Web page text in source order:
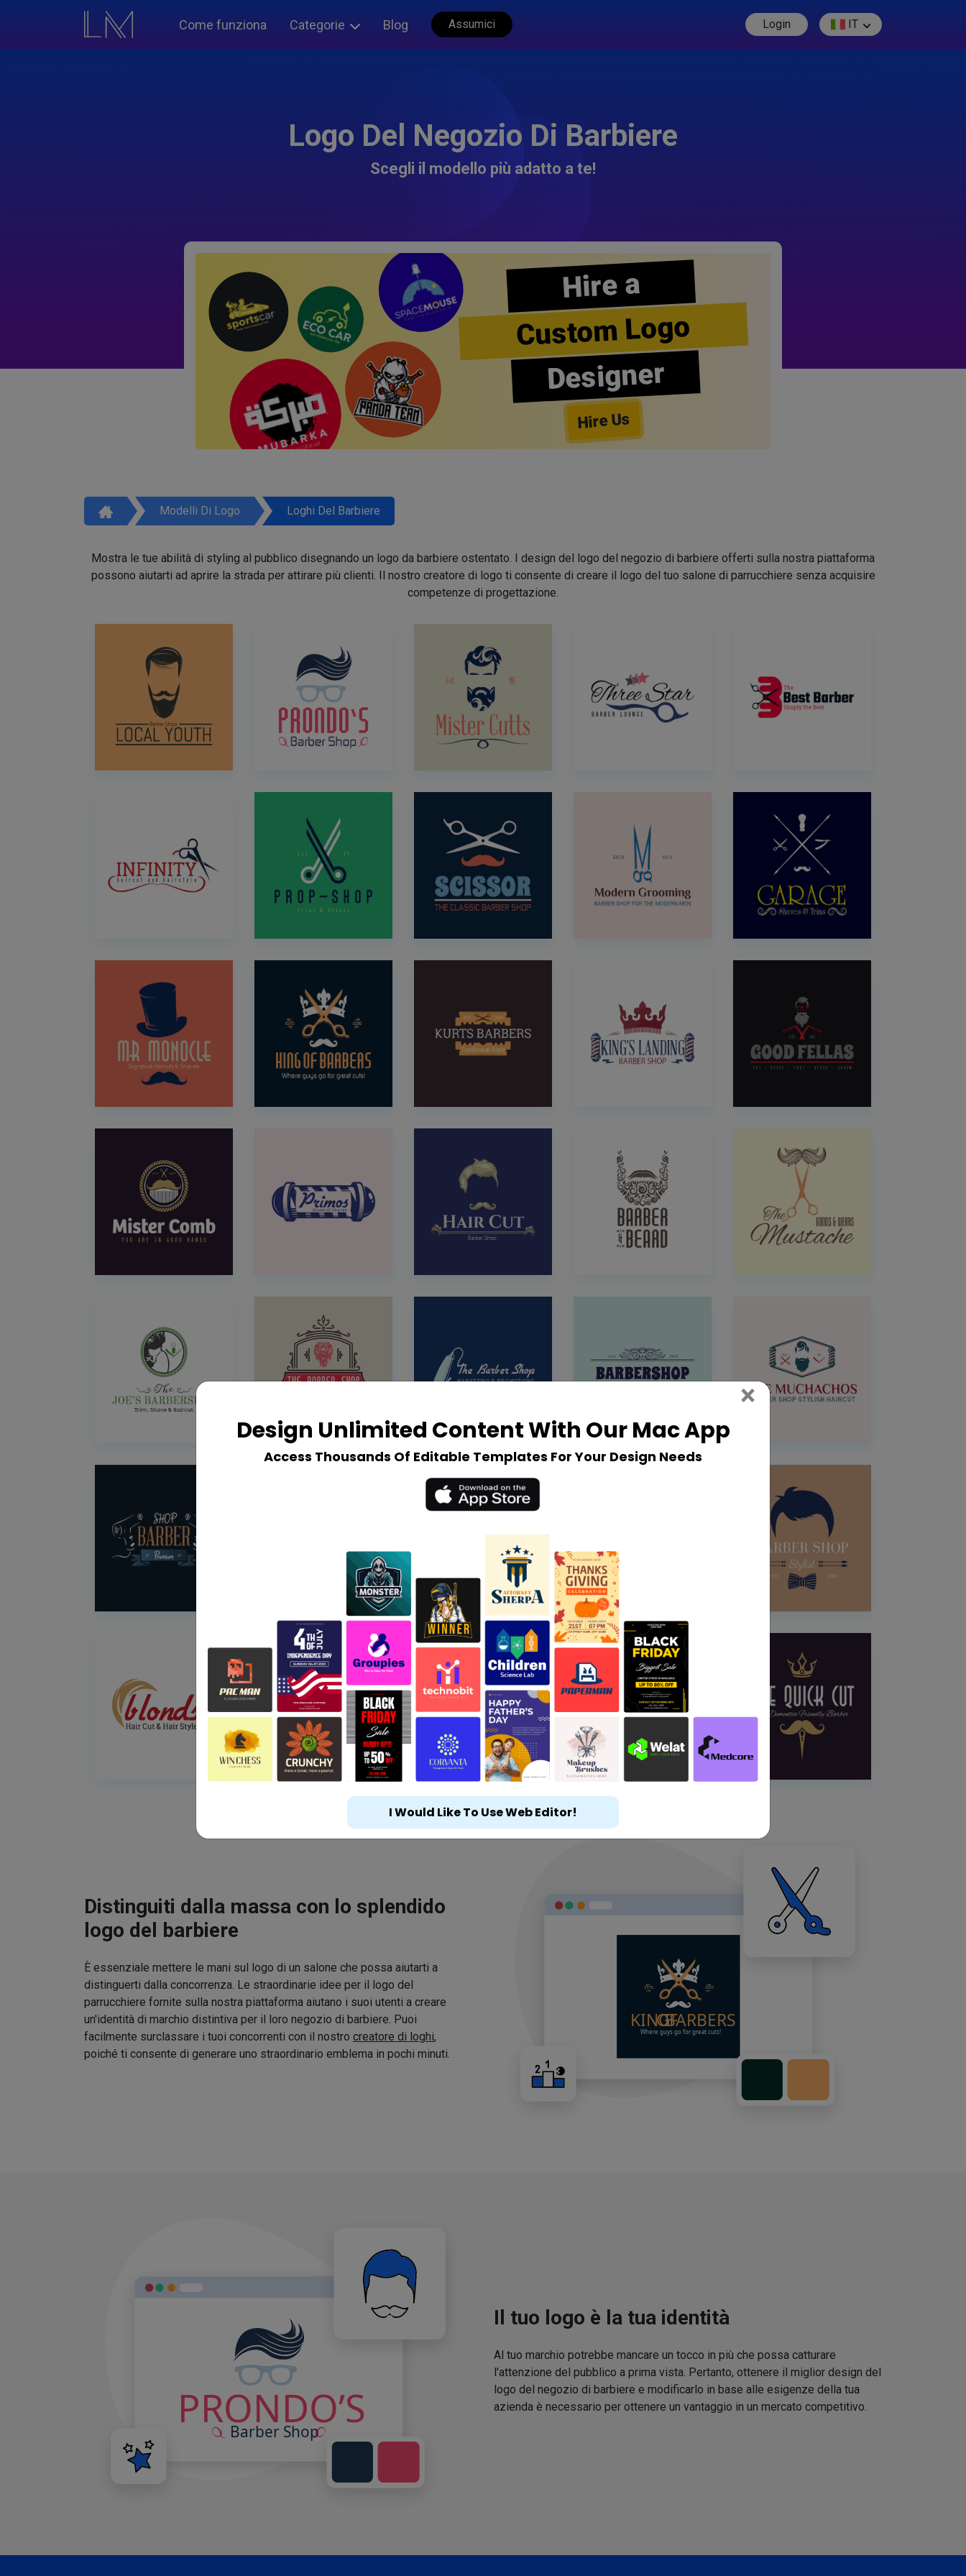
Come funziona Categorie Blog Assumici Login IT
Logo Del Negozio Di Barbiere
Scegli il modello più adatto a te!
Hire a
Custom Logo
Designer
Hire Us
Modelli Di Logo Loghi Del Barbiere
Mostra le tue abilità di styling al pubblico disegnando un logo da barbiere ostentato. I design del logo del negozio di barbiere offerti sulla nostra piattaforma
possono aiutarti ad aprire la strada per attirare più clienti. Il nostro creatore di logo ti consente di creare il logo del tuo salone di parrucchiere senza acquisire
competenze di progettazione.
Distinguiti dalla massa con lo splendido
logo del barbiere
È essenziale mettere le mani sul logo di un salone che possa aiutarti a
distinguerti dalla concorrenza. Le straordinarie idee per il logo del
parrucchiere fornite sulla nostra piattaforma aiutano i suoi utenti a creare
un'identità di marchio distintiva per il loro negozio di barbiere. Puoi
facilmente surclassare i tuoi concorrenti con il nostro creatore di loghi,
poiché ti consente di generare uno straordinario emblema in pochi minuti.
Il tuo logo è la tua identità
Al tuo marchio potrebbe mancare un tocco in più che possa catturare
l'attenzione del pubblico a prima vista. Pertanto, ottenere il miglior design del
logo del negozio di barbiere e modificarlo in base alle esigenze della tua
azienda è necessario per ottenere un vantaggio in un mercato competitivo.
Design Unlimited Content With Our Mac App
Access Thousands Of Editable Templates For Your Design Needs
× Close
I Would Like To Use Web Editor!